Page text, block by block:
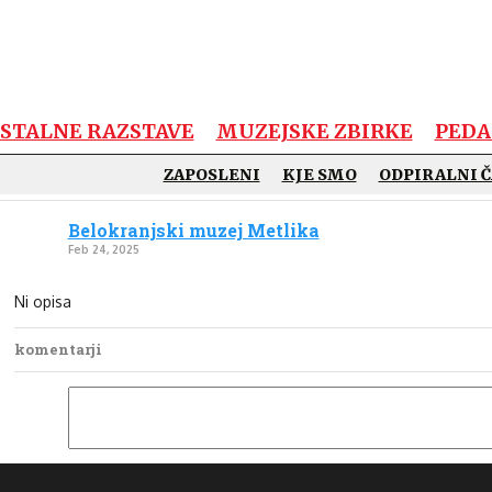
STALNE RAZSTAVE MUZEJSKE ZBIRKE
ZAPOSLENI KJE SMO ODPIRALNI
belokranjski.muzej / Slike/Albumi
Belokranjski muzej Metlika
Feb 24, 2025
Ni opisa
komentarji